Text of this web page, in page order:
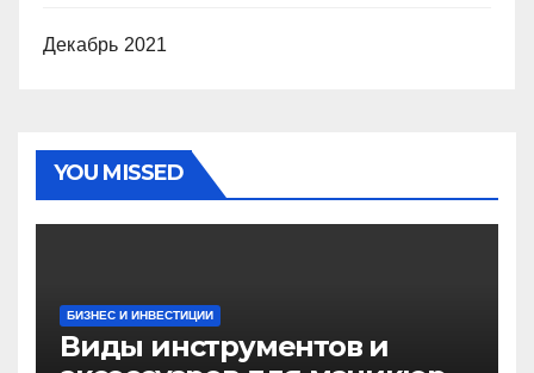
Декабрь 2021
YOU MISSED
БИЗНЕС И ИНВЕСТИЦИИ
Виды инструментов и